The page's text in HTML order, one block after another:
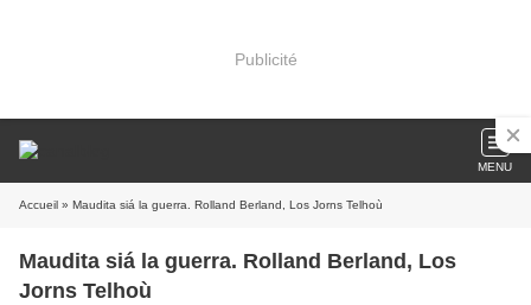
Publicité
MENU
Accueil » Maudita siá la guerra. Rolland Berland, Los Jorns Telhoù
Maudita siá la guerra. Rolland Berland, Los
Jorns Telhoù